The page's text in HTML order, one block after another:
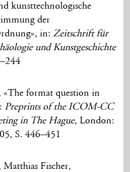
kunsttechnologische
der
in:Zeitschrift für
und Kunstgeschichte
format question in
Preprints of the ICOM-CC
in The Hague, London:
S. 446–451
Fischer,